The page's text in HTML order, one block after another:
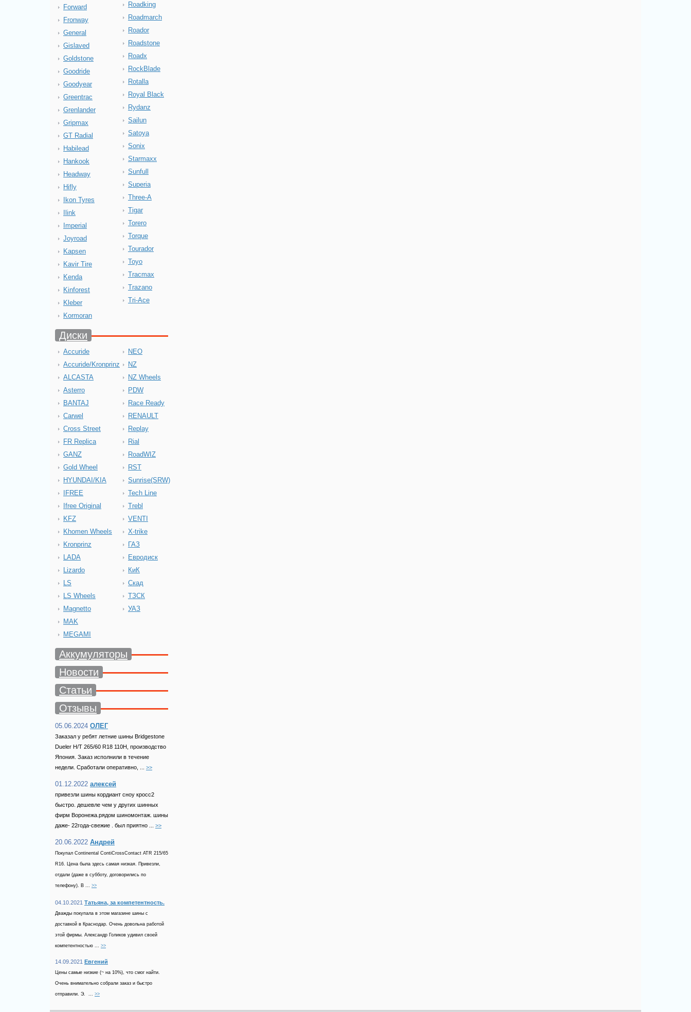
Forward
Fronway
General
Gislaved
Goldstone
Goodride
Goodyear
Greentrac
Grenlander
Gripmax
GT Radial
Habilead
Hankook
Headway
Hifly
Ikon Tyres
Ilink
Imperial
Joyroad
Kapsen
Kavir Tire
Kenda
Kinforest
Kleber
Kormoran
Roadking
Roadmarch
Roador
Roadstone
Roadx
RockBlade
Rotalla
Royal Black
Rydanz
Sailun
Satoya
Sonix
Starmaxx
Sunfull
Superia
Three-A
Tigar
Torero
Torque
Tourador
Toyo
Tracmax
Trazano
Tri-Ace
Диски
Accuride
Accuride/Kronprinz
ALCASTA
Asterro
BANTAJ
Carwel
Cross Street
FR Replica
GANZ
Gold Wheel
HYUNDAI/KIA
IFREE
Ifree Original
KFZ
Khomen Wheels
Kronprinz
LADA
Lizardo
LS
LS Wheels
Magnetto
MAK
MEGAMI
NEO
NZ
NZ Wheels
PDW
Race Ready
RENAULT
Replay
Rial
RoadWIZ
RST
Sunrise(SRW)
Tech Line
Trebl
VENTI
X-trike
ГАЗ
Евродиск
КиК
Скад
ТЗСК
УАЗ
Аккумуляторы
Новости
Статьи
Отзывы
05.06.2024 ОЛЕГ
Заказал у ребят летние шины Bridgestone
Dueler H/T 265/60 R18 110H, производство
Япония. Заказ исполнили в течение
недели. Сработали оперативно, ... >>
01.12.2022 алексей
привезли шины кордиант сноу кросс2
быстро. дешевле чем у других шинных
фирм Воронежа.рядом шиномонтаж. шины
даже- 22года-свежие . был приятно ... >>
20.06.2022 Андрей
Покупал Continental ContiCrossContact ATR 215/65
R16. Цена была здесь самая низкая. Привезли,
отдали (даже в субботу, договорились по
телефону). В ... >>
04.10.2021 Татьяна, за компетентность.
Дважды покупала в этом магазине шины с
доставкой в Краснодар. Очень довольна работой
этой фирмы. Александр Голиков удивил своей
компетентностью ... >>
14.09.2021 Евгений
Цены самые низкие (~ на 10%), что смог найти.
Очень внимательно собрали заказ и быстро
отправили. Э. ... >>